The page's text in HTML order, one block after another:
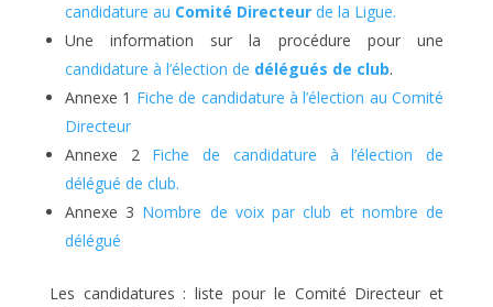
candidature au Comité Directeurde la Ligue.
Une information sur la procédure pour une
candidature à l’élection de délégués de club.
Annexe 1 Fiche de candidature à l’élection au Comité
Directeur
Annexe 2 Fiche de candidature à l’élection de
délégué de club.
Annexe 3 Nombre de voix par club et nombre de
délégué
Les candidatures : liste pour le Comité Directeur et